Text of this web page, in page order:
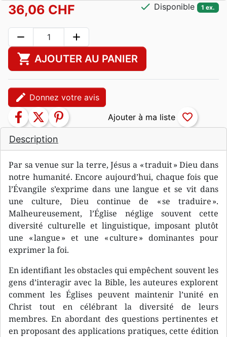
Description
Par sa venue sur la terre, Jésus a « traduit » Dieu dans
notre humanité. Encore aujourd’hui, chaque fois que
l’Évangile s’exprime dans une langue et se vit dans
une culture, Dieu continue de « se traduire ».
Malheureusement, l’Église néglige souvent cette
diversité culturelle et linguistique, imposant plutôt
une « langue » et une « culture » dominantes pour
exprimer la foi.
En identifiant les obstacles qui empêchent souvent les
gens d’interagir avec la Bible, les auteures explorent
comment les Églises peuvent maintenir l’unité en
Christ tout en célébrant la diversité de leurs
membres. En abordant des questions pertinentes et
en proposant des applications pratiques, cette édition
36,06 CHF check Disponible 1 ex.
remove add
shopping_cart AJOUTER AU PANIER
edit Donnez votre avis
facebook twitter pinterest favorite_border